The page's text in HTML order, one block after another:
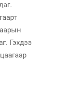
Гэхдээ